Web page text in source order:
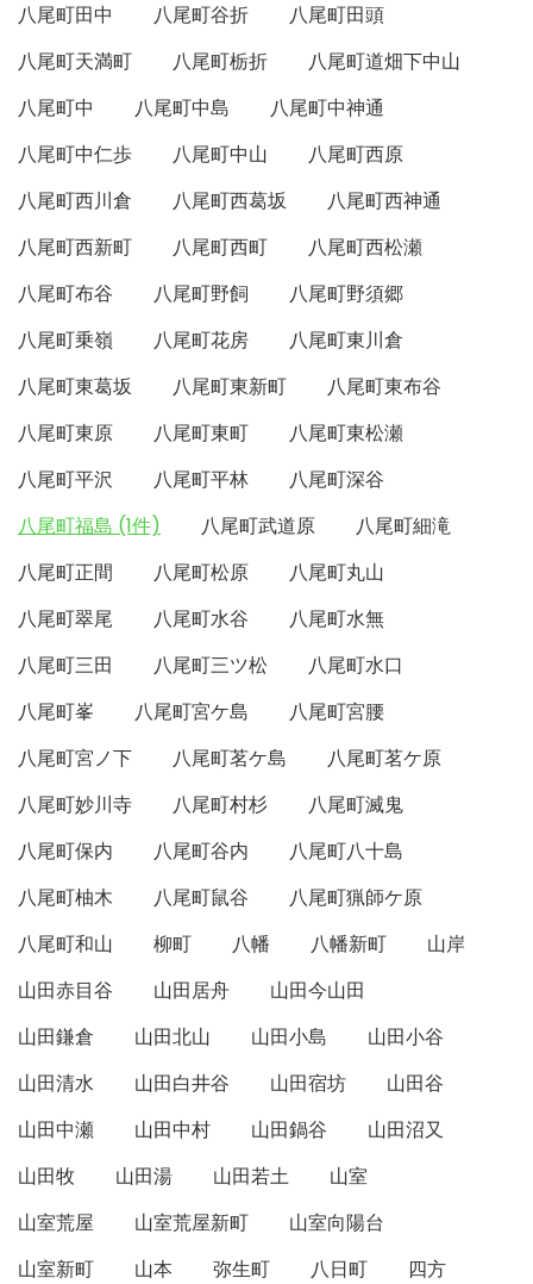
八尾町田中
八尾町谷折
八尾町田頭
八尾町天満町
八尾町栃折
八尾町道畑下中山
八尾町中
八尾町中島
八尾町中神通
八尾町中仁歩
八尾町中山
八尾町西原
八尾町西川倉
八尾町西葛坂
八尾町西神通
八尾町西新町
八尾町西町
八尾町西松瀬
八尾町布谷
八尾町野飼
八尾町野須郷
八尾町乗嶺
八尾町花房
八尾町東川倉
八尾町東葛坂
八尾町東新町
八尾町東布谷
八尾町東原
八尾町東町
八尾町東松瀬
八尾町平沢
八尾町平林
八尾町深谷
八尾町福島 (1件)
八尾町武道原
八尾町細滝
八尾町正間
八尾町松原
八尾町丸山
八尾町翠尾
八尾町水谷
八尾町水無
八尾町三田
八尾町三ツ松
八尾町水口
八尾町峯
八尾町宮ケ島
八尾町宮腰
八尾町宮ノ下
八尾町茗ケ島
八尾町茗ケ原
八尾町妙川寺
八尾町村杉
八尾町滅鬼
八尾町保内
八尾町谷内
八尾町八十島
八尾町柚木
八尾町鼠谷
八尾町猟師ケ原
八尾町和山
柳町 八幡 八幡新町
山岸
山田赤目谷
山田居舟
山田今山田
山田鎌倉
山田北山 山田小島
山田小谷
山田清水
山田白井谷 山田宿坊
山田谷
山田中瀬
山田中村 山田鍋谷
山田沼又
山田牧
山田湯 山田若土
山室
山室荒屋
山室荒屋新町
山室向陽台
山室新町
山本 弥生町 八日町
四方